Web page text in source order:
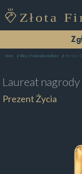
Home Sklep z Podarunkami Gliwice Prezent
Laureat nagrody
Prezent Życia